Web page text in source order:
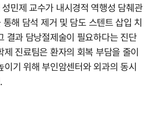
민제 교수가 내시경적 역행성 담췌관
해 담석 제거 및 담도 스텐트 삽입 치
결과 담낭절제술이 필요하다는 진단
제 진료팀은 환자의 회복 부담을 줄이
이기 위해 부인암센터와 외과의 동시